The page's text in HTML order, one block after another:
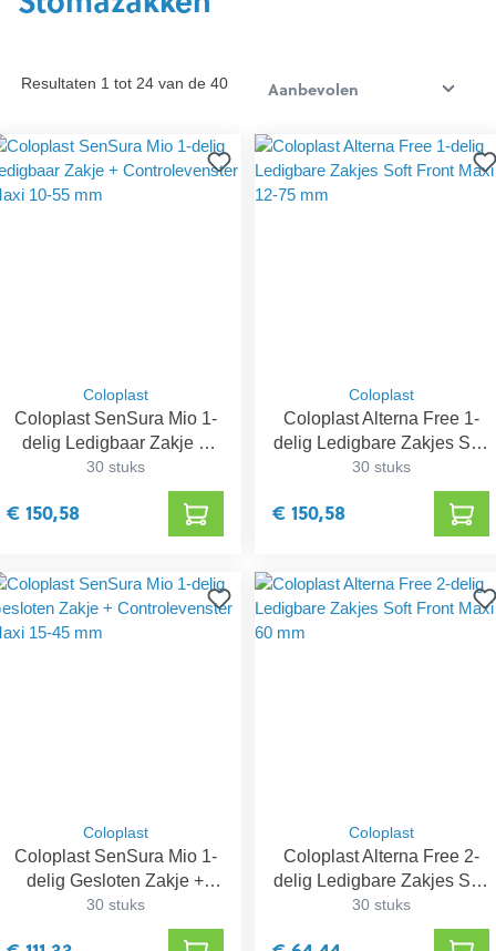
Resultaten 1 tot 24 van de 40
Coloplast
Coloplast SenSura Mio 1-
delig Ledigbaar Zakje +
Controlevenster Maxi 10-
30 stuks
€ 150,58
Coloplast
Coloplast Alterna Free 1-
delig Ledigbare Zakjes Soft
Front Maxi 12-75 mm
30 stuks
€ 150,58
Coloplast
Coloplast SenSura Mio 1-
delig Gesloten Zakje +
Controlevenster Maxi 15-
30 stuks
Coloplast
Coloplast Alterna Free 2-
delig Ledigbare Zakjes Soft
Front Maxi 60 mm
30 stuks